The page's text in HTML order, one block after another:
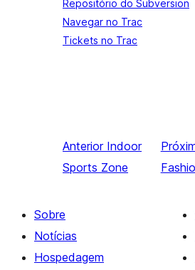
Repositório do Subversion
Navegar no Trac
Tickets no Trac
Anterior Indoor
Sports Zone
Sobre
Notícias
Hospedagem